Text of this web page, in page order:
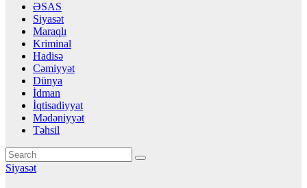
ƏSAS
Siyasət
Maraqlı
Kriminal
Hadisə
Cəmiyyət
Dünya
İdman
İqtisadiyyat
Mədəniyyət
Təhsil
Siyasət